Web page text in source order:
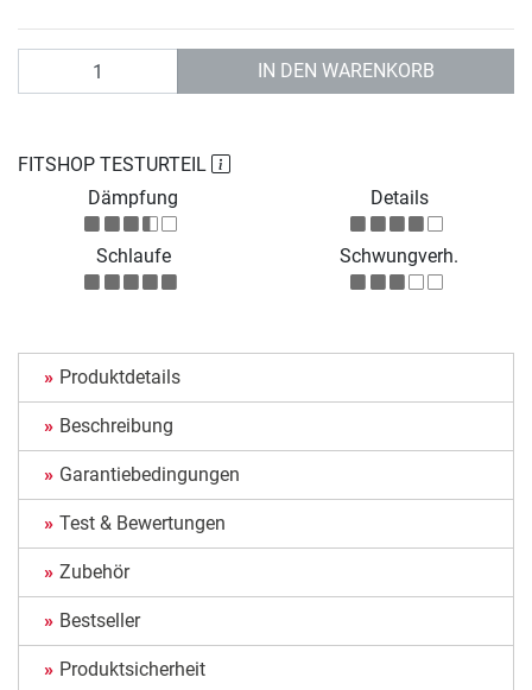
IN DEN WARENKORB
FITSHOP TESTURTEIL
Dämpfung
Details
Schlaufe Schwungverh.
Produktdetails
Beschreibung
Garantiebedingungen
Test & Bewertungen
Zubehör
Bestseller
Produktsicherheit